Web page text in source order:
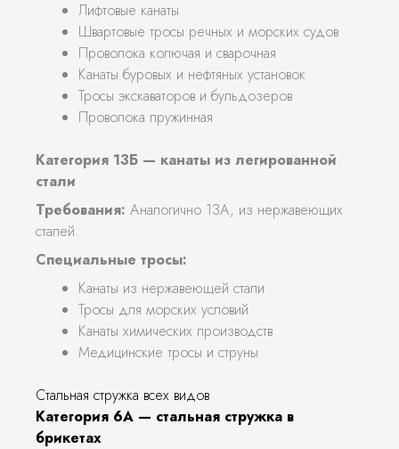
Лифтовые канаты
Швартовые тросы речных и морских судов
Проволока колючая и сварочная
Канаты буровых и нефтяных установок
Тросы экскаваторов и бульдозеров
Проволока пружинная
Категория 13Б — канаты из легированной
стали
Требования: Аналогично 13А, из нержавеющих
сталей.
Специальные тросы:
Канаты из нержавеющей стали
Тросы для морских условий
Канаты химических производств
Медицинские тросы и струны
Стальная стружка всех видов
Категория 6А — стальная стружка в
брикетах